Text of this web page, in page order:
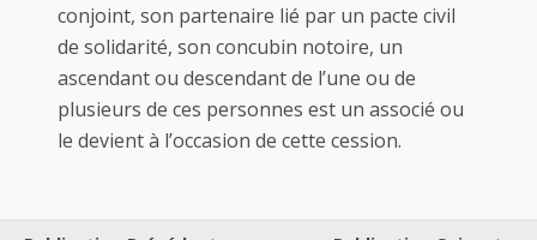
conjoint, son partenaire lié par un pacte civil
de solidarité, son concubin notoire, un
ascendant ou descendant de l’une ou de
plusieurs de ces personnes est un associé ou
le devient à l’occasion de cette cession.